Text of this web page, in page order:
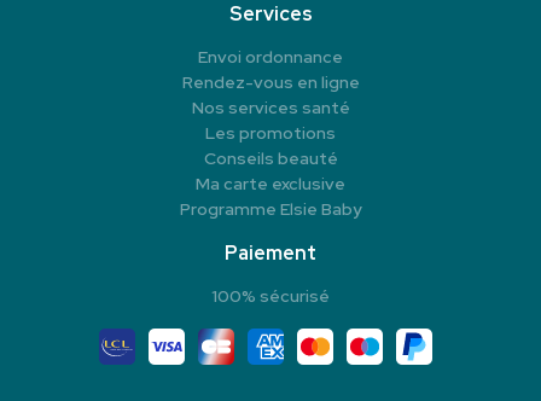
Services
Envoi ordonnance
Rendez-vous en ligne
Nos services santé
Les promotions
Conseils beauté
Ma carte exclusive
Programme Elsie Baby
Paiement
100% sécurisé